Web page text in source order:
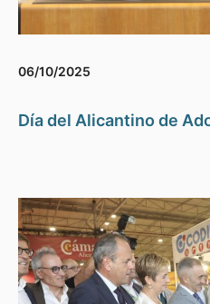
06/10/2025
Día del Alicantino de